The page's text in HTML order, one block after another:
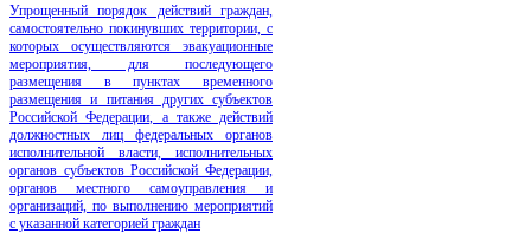
Упрощенный порядок действий граждан,
самостоятельно покинувших территории, с
которых осуществляются эвакуационные
мероприятия, для последующего
размещения в пунктах временного
размещения и питания других субъектов
Российской Федерации, а также действий
должностных лиц федеральных органов
исполнительной власти, исполнительных
органов субъектов Российской Федерации,
органов местного самоуправления и
организаций, по выполнению мероприятий
с указанной категорией граждан